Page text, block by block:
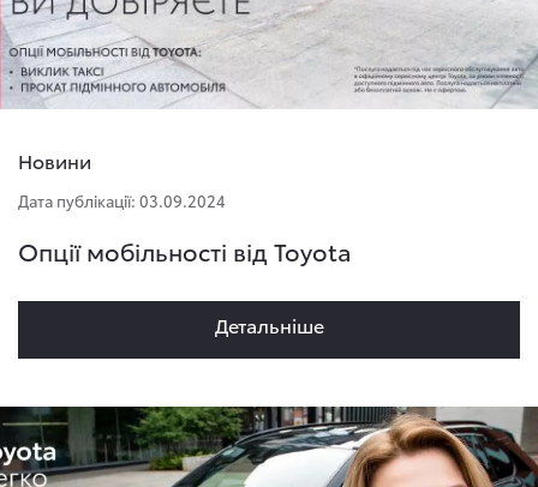
Новини
Дата публікації: 03.09.2024
Опції мобільності від Toyota
Детальнiше